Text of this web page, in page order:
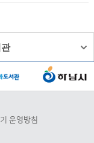
운영방침